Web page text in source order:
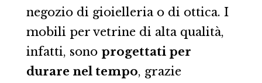
negozio di gioielleria o di ottica. I
mobili per vetrine di alta qualità,
infatti, sono progettati per
durare nel tempo, grazie